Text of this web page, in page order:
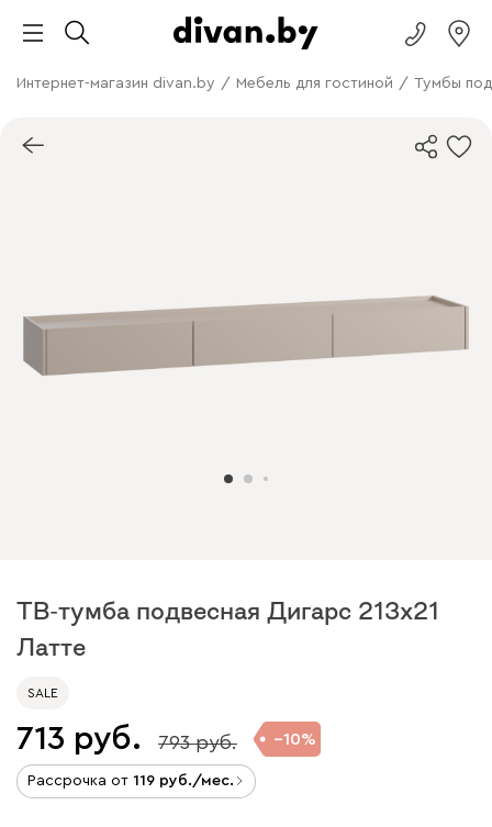
Интернет-магазин divan.by / Мебель для гостиной / Тумбы
ТВ-тумба подвесная Дигарс 213x21
Латте
SALE
713 793 10
Рассрочка от 119 /мес.